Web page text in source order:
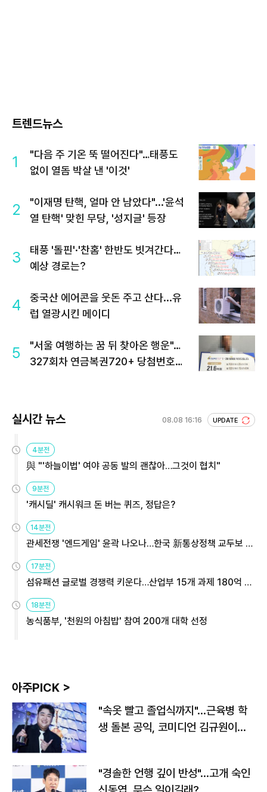
트렌드뉴스
1
"다음 주 기온 뚝 떨어진다"…태풍도
없이 열돔 박살 낸 '이것'
2
"이재명 탄핵, 얼마 안 남았다"...'윤석
열 탄핵' 맞힌 무당, '성지글' 등장
3
태풍 '돌핀'·'찬홈' 한반도 빗겨간다…
예상 경로는?
4
중국산 에어콘을 웃돈 주고 산다...유
럽 열광시킨 메이디
5
"서울 여행하는 꿈 뒤 찾아온 행운"…
327회차 연금복권720+ 당첨번호조
실시간 뉴스 08.08 16:16 UPDATE
4분전
與 "'하늘이법' 여야 공동 발의 괜찮아…그것이 협치"
9분전
'캐시딜' 캐시워크 돈 버는 퀴즈, 정답은?
14분전
관세전쟁 '엔드게임' 윤곽 나오나…한국 新통상정책 교두보 활
용해야
17분전
섬유패션 글로벌 경쟁력 키운다…산업부 15개 과제 180억 지
원
18분전
농식품부, '천원의 아침밥' 참여 200개 대학 선정
아주PICK >
"속옷 빨고 졸업식까지"…근육병 학
생 돌본 공익, 코미디언 김규원이었
"경솔한 언행 깊이 반성"…고개 숙인